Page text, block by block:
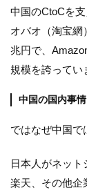
中国のCtoCを
オバオ（淘宝網
兆円で、
規模を誇ってい
中国の国内事情
ではなぜ中国で
日本人がネッ
楽天、その他企